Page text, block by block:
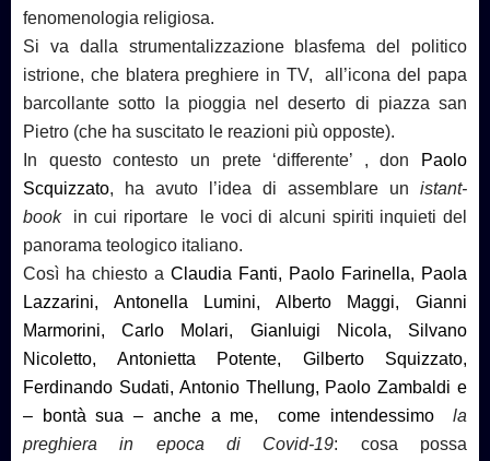
fenomenologia religiosa.
Si va dalla strumentalizzazione blasfema del politico
istrione, che blatera preghiere in TV, all’icona del papa
barcollante sotto la pioggia nel deserto di piazza san
Pietro (che ha suscitato le reazioni più opposte).
In questo contesto un prete ‘differente’ , don
Paolo
Scquizzato, ha avuto l’idea di assemblare un istant-
bookin cui riportare le voci di alcuni spiriti inquieti del
panorama teologico italiano.
Così ha chiesto a Claudia Fanti, Paolo Farinella, Paola
Lazzarini, Antonella Lumini, Alberto Maggi, Gianni
Marmorini, Carlo Molari, Gianluigi Nicola, Silvano
Nicoletto, Antonietta Potente, Gilberto Squizzato,
Ferdinando Sudati, Antonio Thellung, Paolo Zambaldi e
– bontà sua – anche a me, come intendessimo
la
preghiera in epoca di Covid-19: cosa possa